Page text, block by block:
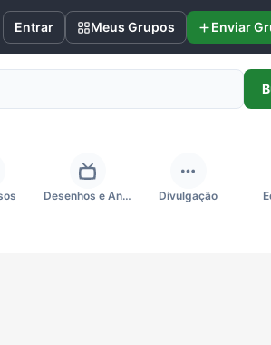
Entrar Meus Grupos Enviar
Desenhos e Animes Divulgação